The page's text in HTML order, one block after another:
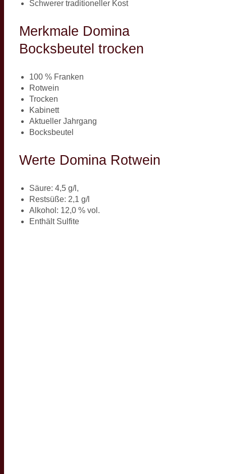
Schwerer traditioneller Kost
Merkmale Domina
Bocksbeutel trocken
100 % Franken
Rotwein
Trocken
Kabinett
Aktueller Jahrgang
Bocksbeutel
Werte Domina Rotwein
Säure: 4,5 g/l,
Restsüße: 2,1 g/l
Alkohol: 12,0 % vol.
Enthält Sulfite